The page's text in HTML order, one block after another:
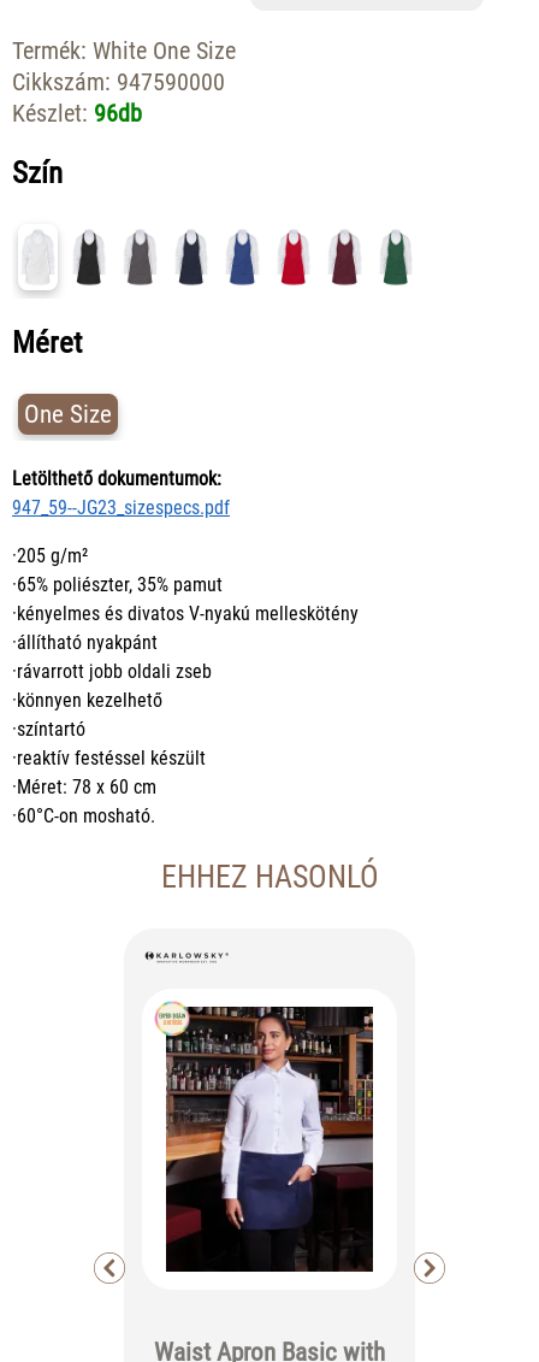
Termék: White One Size
Cikkszám: 947590000
Készlet: 96db
Szín
Méret
One Size
Letölthető dokumentumok:
947_59--JG23_sizespecs.pdf
·205 g/m²
·65% poliészter, 35% pamut
·kényelmes és divatos V-nyakú melleskötény
·állítható nyakpánt
·rávarrott jobb oldali zseb
·könnyen kezelhető
·színtartó
·reaktív festéssel készült
·Méret: 78 x 60 cm
·60°C-on mosható.
EHHEZ HASONLÓ
Waist Apron Basic with